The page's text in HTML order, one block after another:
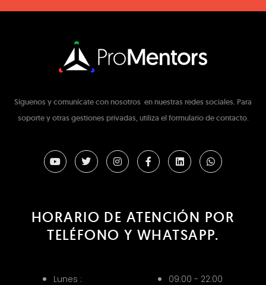
Síguenos y comunícate con nosotros en nuestras redes sociales. Para
soporte y otras gestiones privadas, utiliza el formulario de contacto.
HORARIO DE ATENCIÓN POR
TELÉFONO Y WHATSAPP.
Lunes : 09:00 - 22:00